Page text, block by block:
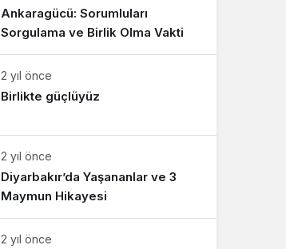
Ankaragücü: Sorumluları
Sorgulama ve Birlik Olma Vakti
2 yıl önce
Birlikte güçlüyüz
2 yıl önce
Diyarbakır’da Yaşananlar ve 3
Maymun Hikayesi
2 yıl önce